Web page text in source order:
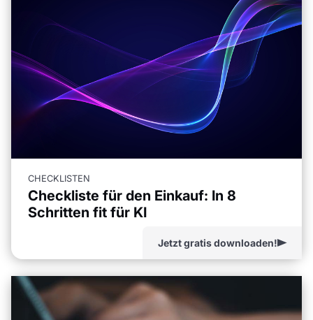
CHECKLISTEN
Checkliste für den Einkauf: In 8
Schritten fit für KI
Jetzt gratis downloaden!